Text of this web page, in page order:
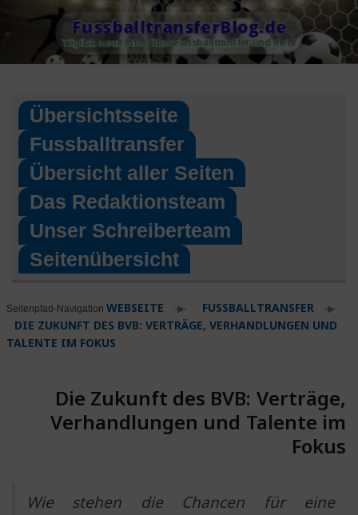
to
content
FussballtransferBlog.de
Täglich neue Infos über Fussballtransfer und mehr
Übersichtsseite
Fussballtransfer
Übersicht aller Seiten
Das Redaktionsteam
Unser Schreiberteam
Seitenübersicht
Seitenpfad-Navigation WEBSEITE ▶ FUSSBALLTRANSFER ▶
DIE ZUKUNFT DES BVB: VERTRÄGE, VERHANDLUNGEN UND
TALENTE IM FOKUS
Die Zukunft des BVB: Verträge,
Verhandlungen und Talente im
Fokus
Wie stehen die Chancen für eine